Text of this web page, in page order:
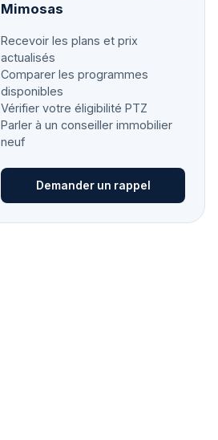
Mimosas
Recevoir les plans et prix
actualisés
Comparer les programmes
disponibles
Vérifier votre éligibilité PTZ
Parler à un conseiller immobilier
neuf
Demander un rappel